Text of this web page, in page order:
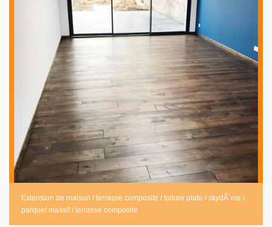
Extension de maison / terrasse composite / toiture plate / skydÃ´me /
parquet massif / terrasse composite